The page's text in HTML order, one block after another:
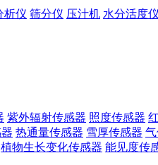
析仪 筛分仪 压汁机 水分活度仪
紫外辐射传感器 照度传感器
热通量传感器 雪厚传感器
植物生长变化传感器 能见度传